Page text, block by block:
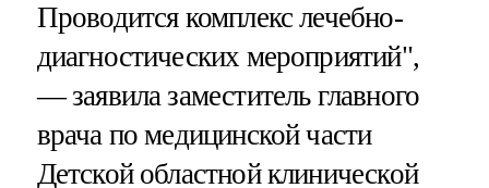
Проводится комплекс лечебно-
диагностических мероприятий",
— заявила заместитель главного
врача по медицинской части
Детской областной клинической